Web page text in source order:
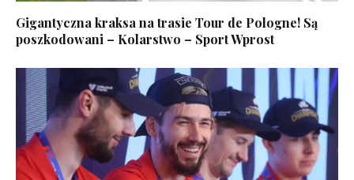
Gigantyczna kraksa na trasie Tour de Pologne! Są
poszkodowani – Kolarstwo – Sport Wprost